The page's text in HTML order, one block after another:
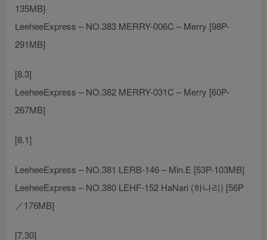
135MB]
LeeheeExpress – NO.383 MERRY-006C – Merry [98P-
291MB]
[8.3]
LeeheeExpress – NO.382 MERRY-031C – Merry [60P-
267MB]
[8.1]
LeeheeExpress – NO.381 LERB-146 – Min.E [53P-103MB]
LeeheeExpress – NO.380 LEHF-152 HaNari (하나리) [56P
／176MB]
[7.30]